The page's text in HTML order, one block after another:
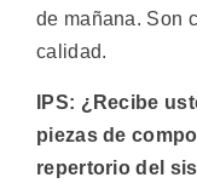
de mañana. Son
calidad.
IPS: ¿Recibe
piezas de
repertorio del